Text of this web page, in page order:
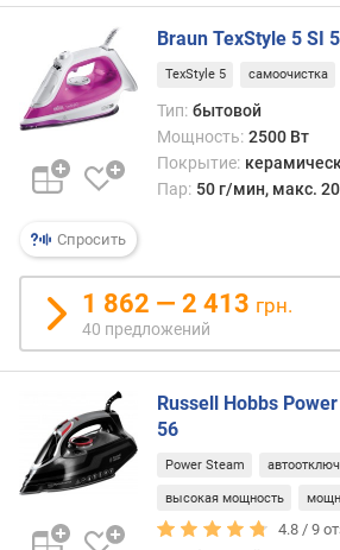
)
п
о
т
р
е
б
я
е
м
а
я
м
н
о
с
ь
Спросить
Braun TexStyle 5 SI
TexStyle 5 самоочистка
Тип: бытовой
Мощность: 2500 Вт
Покрытие:
Пар: 50 г/мин, макс.
1 862 — 2 413 грн.
40 предложений
Russell Hobbs
56
Power Steam
высокая мощность
4.8 /9